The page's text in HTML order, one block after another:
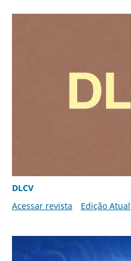
DLCV
Acessar revista
Edição Atual